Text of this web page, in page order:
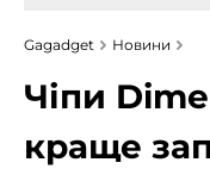
Gagadget Новини
Чіпи
краще